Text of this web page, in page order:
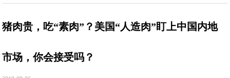
猪肉贵，吃“素肉”？美国“人造肉”盯上中国内地
市场，你会接受吗？